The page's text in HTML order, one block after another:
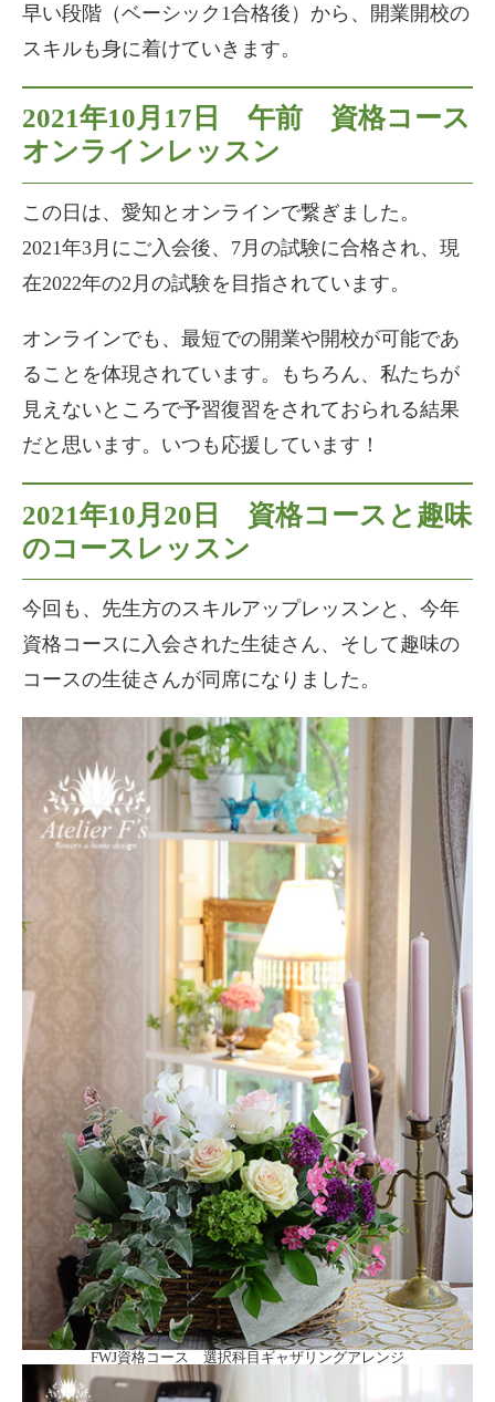
早い段階（ベーシック1合格後）から、開業開校の
スキルも身に着けていきます。
2021年10月17日 午前 資格コース
オンラインレッスン
この日は、愛知とオンラインで繋ぎました。
2021年3月にご入会後、7月の試験に合格され、現
在2022年の2月の試験を目指されています。
オンラインでも、最短での開業や開校が可能であ
ることを体現されています。もちろん、私たちが
見えないところで予習復習をされておられる結果
だと思います。いつも応援しています！
2021年10月20日 資格コースと趣味
のコースレッスン
今回も、先生方のスキルアップレッスンと、今年
資格コースに入会された生徒さん、そして趣味の
コースの生徒さんが同席になりました。
FWJ資格コース 選択科目ギャザリングアレンジ